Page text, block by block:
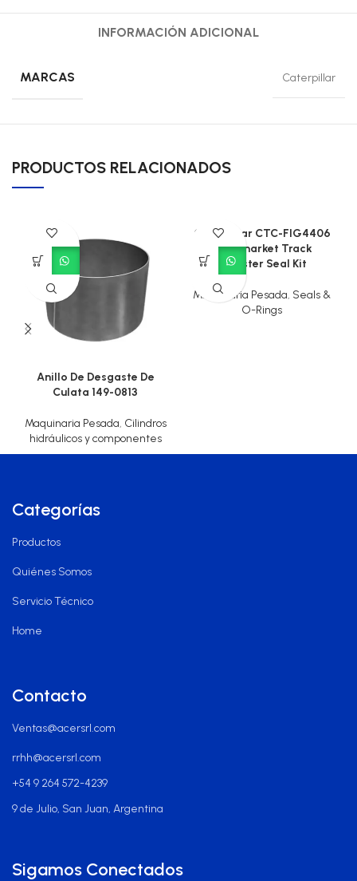
INFORMACIÓN ADICIONAL
MARCAS Caterpillar
PRODUCTOS RELACIONADOS
Anillo De Desgaste De
Culata 149-0813
Maquinaria Pesada, Cilindros
hidráulicos y componentes
Caterpillar CTC-FIG4406
Aftermarket Track
Adjuster Seal Kit
Maquinaria Pesada, Seals &
O-Rings
Categorías
Productos
Quiénes Somos
Servicio Técnico
Home
Contacto
Ventas@acersrl.com
rrhh@acersrl.com
+54 9 264 572-4239
9 de Julio, San Juan, Argentina
Sigamos Conectados